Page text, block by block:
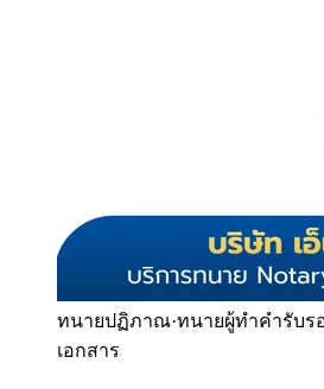
ทนายปฏิภาณ·ทนายผู้ทำคำรับร
เอกสาร